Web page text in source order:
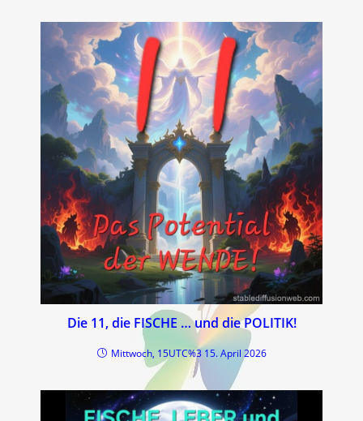
Die 11, die FISCHE … und die POLITIK!
Mittwoch, 15UTC%3 15. April 2026